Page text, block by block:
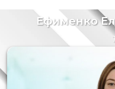
Ефименко